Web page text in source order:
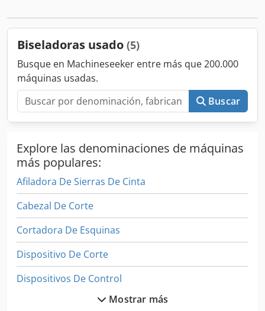
Biseladoras usado (5)
Busque en Machineseeker entre más que 200.000
máquinas usadas.
Buscar
Explore las denominaciones de máquinas
más populares:
Afiladora De Sierras De Cinta
Cabezal De Corte
Cortadora De Esquinas
Dispositivo De Corte
Dispositivos De Control
Mostrar más